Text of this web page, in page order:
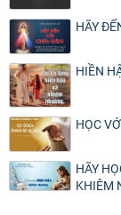
HÃY
HIỀN
HỌC
HÃY
KHIÊM